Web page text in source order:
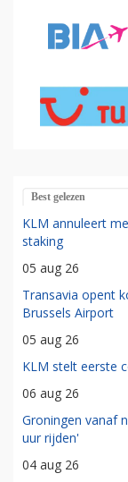
Best gelezen
KLM annuleert
staking
05 aug 26
Transavia opent
Brussels Airport
05 aug 26
KLM stelt eerste
06 aug 26
Groningen vanaf
uur rijden'
04 aug 26